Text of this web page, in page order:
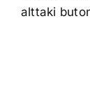
alttaki